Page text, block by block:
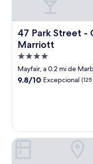
47 Park Street -
Marriott
47 Park Street -
Propiedad
de
4.0
Mayfair, a 0.2 mi de
9.8
9.8/10 Excepcional
AKA Marylebone